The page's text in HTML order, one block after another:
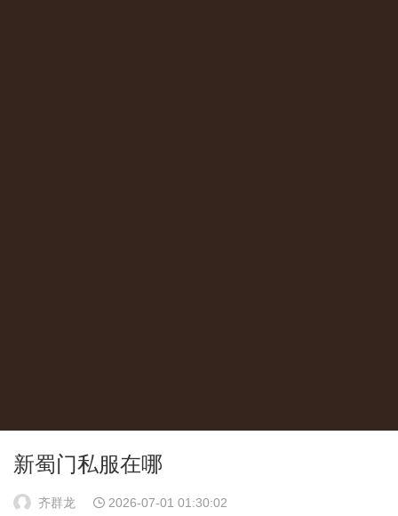
新蜀门私服在哪
齐群龙 2026-07-01 01:30:02